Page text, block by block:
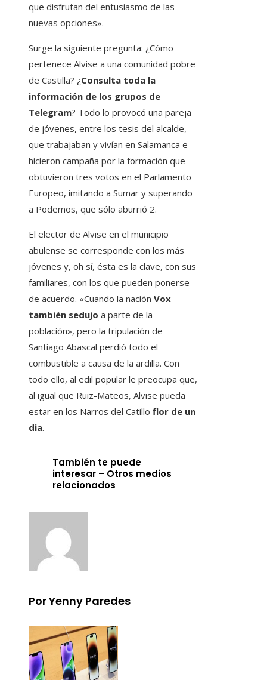
que disfrutan del entusiasmo de las
nuevas opciones».
Surge la siguiente pregunta: ¿Cómo
pertenece Alvise a una comunidad pobre
de Castilla? ¿Consulta toda la
información de los grupos de
Telegram? Todo lo provocó una pareja
de jóvenes, entre los tesis del alcalde,
que trabajaban y vivían en Salamanca e
hicieron campaña por la formación que
obtuvieron tres votos en el Parlamento
Europeo, imitando a Sumar y superando
a Podemos, que sólo aburrió 2.
El elector de Alvise en el municipio
abulense se corresponde con los más
jóvenes y, oh sí, ésta es la clave, con sus
familiares, con los que pueden ponerse
de acuerdo. «Cuando la nación Vox
también sedujo a parte de la
población», pero la tripulación de
Santiago Abascal perdió todo el
combustible a causa de la ardilla. Con
todo ello, al edil popular le preocupa que,
al igual que Ruiz-Mateos, Alvise pueda
estar en los Narros del Catillo flor de un
dia.
También te puede
interesar – Otros medios
relacionados
Por Yenny Paredes